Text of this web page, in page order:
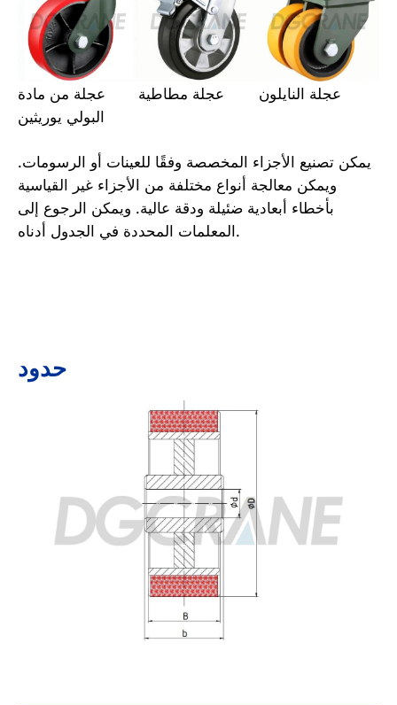
عجلة من مادة
البولي يوريثين
عجلة مطاطية عجلة النايلون
يمكن تصنيع الأجزاء المخصصة وفقًا للعينات أو الرسومات.
ويمكن معالجة أنواع مختلفة من الأجزاء غير القياسية
بأخطاء أبعادية ضئيلة ودقة عالية. ويمكن الرجوع إلى
المعلمات المحددة في الجدول أدناه.
حدود